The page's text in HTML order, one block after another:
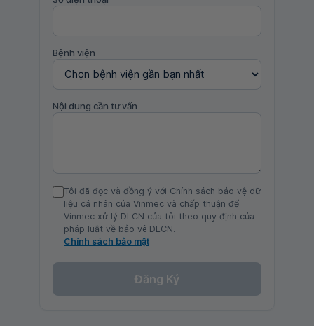
Bệnh viện
Nội dung cần tư vấn
Tôi đã đọc và đồng ý với Chính sách bảo vệ dữ
liệu cá nhân của Vinmec và chấp thuận để
Vinmec xử lý DLCN của tôi theo quy định của
pháp luật về bảo vệ DLCN.
Chính sách bảo mật
Đăng Ký